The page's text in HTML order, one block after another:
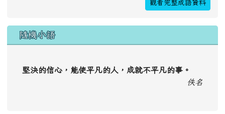
觀看完整成語資料
隨機小語
堅決的信心，能使平凡的人，成就不平凡的事。
佚名